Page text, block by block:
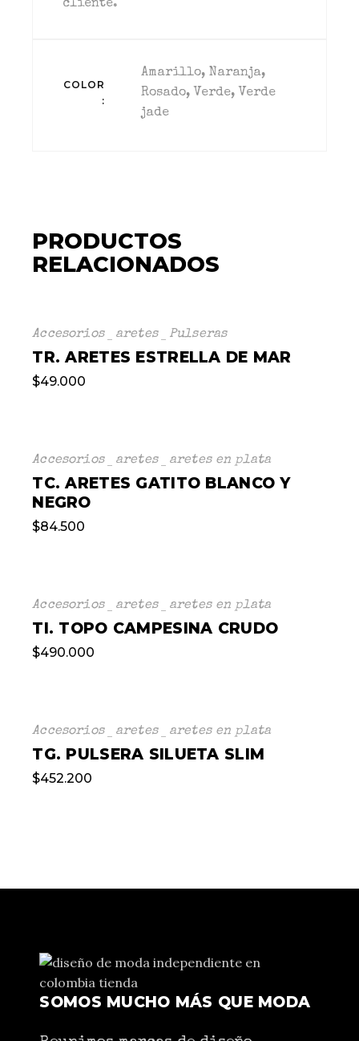
cliente.
COLOR
Amarillo, Naranja,
Rosado, Verde, Verde
jade
PRODUCTOS
RELACIONADOS
Accesorios aretes Pulseras
TR. ARETES ESTRELLA DE MAR
$49.000
Accesorios aretes aretes en plata
TC. ARETES GATITO BLANCO Y
NEGRO
$84.500
Accesorios aretes aretes en plata
TI. TOPO CAMPESINA CRUDO
$490.000
Accesorios aretes aretes en plata
TG. PULSERA SILUETA SLIM
$452.200
SOMOS MUCHO MÁS QUE MODA